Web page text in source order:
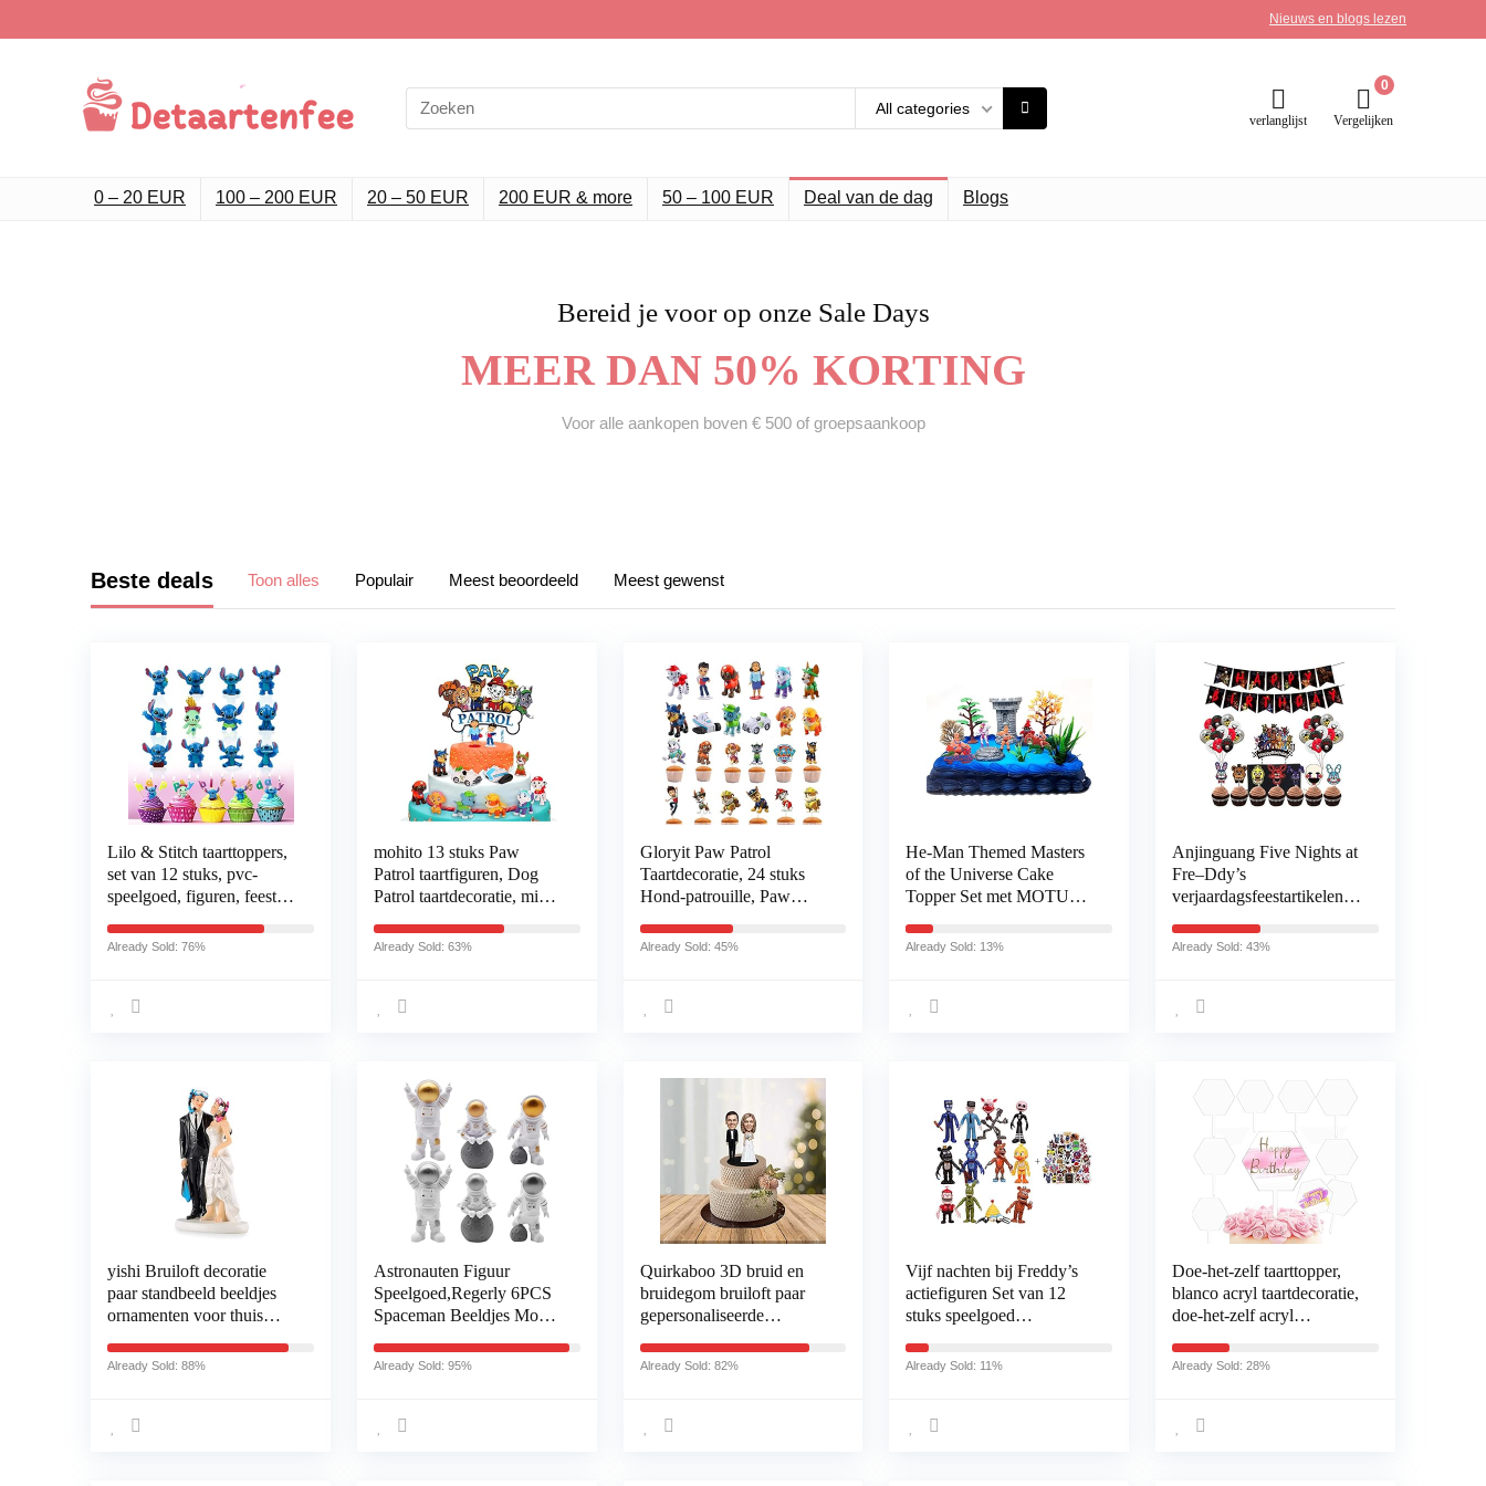
Nieuws en blogs lezen
All categories
verlanglijst
0
Vergelijken
0 – 20 EUR 100 – 200 EUR 20 – 50 EUR 200 EUR & more 50 – 100 EUR Deal van de dag Blogs
Bereid je voor op onze Sale Days
MEER DAN 50% KORTING
Voor alle aankopen boven € 500 of groepsaankoop
Beste deals Toon alles Populair Meest beoordeeld Meest gewenst
Lilo & Stitch taarttoppers,
set van 12 stuks, pvc-
speelgoed, figuren, feest,
taartdecoratie, voor
Already Sold: 76%
mohito 13 stuks Paw
Patrol taartfiguren, Dog
Patrol taartdecoratie, mini-
taarttopper, taartdecoratie
Already Sold: 63%
Gloryit Paw Patrol
Taartdecoratie, 24 stuks
Hond-patrouille, Paw
Mini-figuren,
Cupcake stokjes, Paw
Already Sold: 45%
He-Man Themed Masters
of the Universe Cake
Topper Set met MOTU
Already Sold: 13%
Anjinguang Five Nights at
Fre–Ddy’s
verjaardagsfeestartikelen
ddy verjaardagsbanner,
themafeestdecoraties voor
Already Sold: 43%
yishi Bruiloft decoratie
paar standbeeld beeldjes
ornamenten voor thuis
Valentijnsdag cadeau taart
Already Sold: 88%
Astronauten Figuur
Speelgoed,Regerly 6PCS
Spaceman Beeldjes Model
Astronauten Verjaardag
Tafeldecoratie Goud Zilver
Already Sold: 95%
Quirkaboo 3D bruid en
bruidegom bruiloft paar
gepersonaliseerde
inch, staande positie
Already Sold: 82%
Vijf nachten bij Freddy’s
actiefiguren Set van 12
stuks speelgoed
4 inch met 50 STKS
Already Sold: 11%
Doe-het-zelf taarttopper,
blanco acryl taartdecoratie,
doe-het-zelf acryl
taartdecoratie, cupcake
voor verjaardag,
Already Sold: 28%